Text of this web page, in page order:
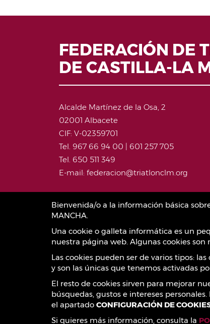
Bienvenida/o a la información básica
MANCHA.
Una cookie o galleta informática es un
nuestra página web. Algunas cookies
Las cookies pueden ser de varios tipos:
y son las únicas que tenemos activadas
El resto de cookies sirven para mejorar
búsquedas, gustos e intereses
el apartado CONFIGURACIÓN DE
Si quieres más información, consulta la
FEDERACIÓN DE
DE CASTILLA-LA
Alcalde Martínez de la Osa, 2
02001 Albacete
CIF: V-02359701
Tel. 967 66 94 00 | 601 257 705
Tel. 650 511 349
E-mail: federacion@triatlonclm.org